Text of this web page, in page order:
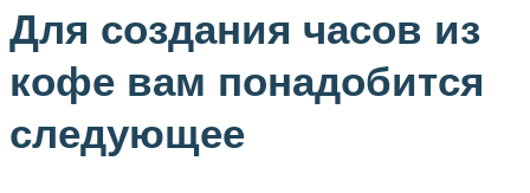
Для создания часов из
кофе вам понадобится
следующее